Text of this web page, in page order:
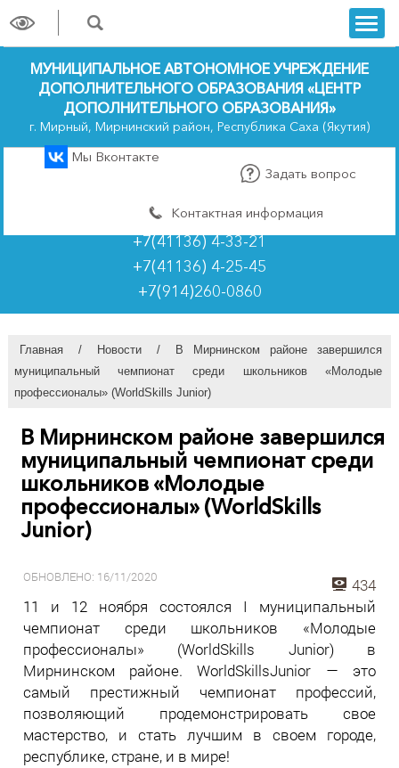
trk
МУНИЦИПАЛЬНОЕ АВТОНОМНОЕ УЧРЕЖДЕНИЕ
ДОПОЛНИТЕЛЬНОГО ОБРАЗОВАНИЯ «ЦЕНТР
ДОПОЛНИТЕЛЬНОГО ОБРАЗОВАНИЯ»
г. Мирный, Мирнинский район, Республика Саха (Якутия)
Мы Вконтакте
Задать вопрос
Контактная информация
+7(41136) 4-33-21
+7(41136) 4-25-45
+7(914)260-0860
Главная / Новости /
В Мирнинском районе завершился
муниципальный чемпионат среди школьников «Молодые
профессионалы» (WorldSkills Junior)
В Мирнинском районе завершился
муниципальный чемпионат среди
школьников «Молодые
профессионалы» (WorldSkills
Junior)
ОБНОВЛЕНО: 16/11/2020
434
11 и 12 ноября состоялся I муниципальный
чемпионат среди школьников «Молодые
профессионалы» (WorldSkills Junior) в
Мирнинском районе. WorldSkillsJunior — это
самый престижный чемпионат профессий,
позволяющий продемонстрировать свое
мастерство, и стать лучшим в своем городе,
республике, стране, и в мире!